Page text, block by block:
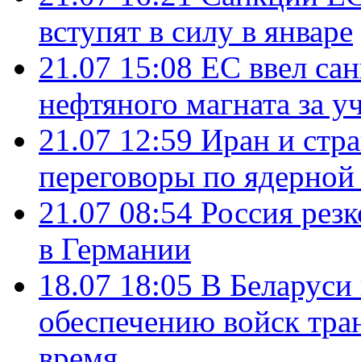
вступят в силу в январе
21.07 15:08 ЕС ввел
нефтяного магната за
21.07 12:59 Иран и
переговоры по
21.07 08:54 Россия
в Германии
18.07 18:05 В
обеспечению войск